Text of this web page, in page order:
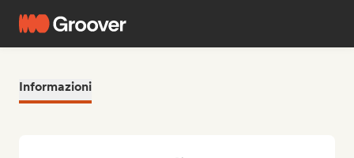
Informazioni